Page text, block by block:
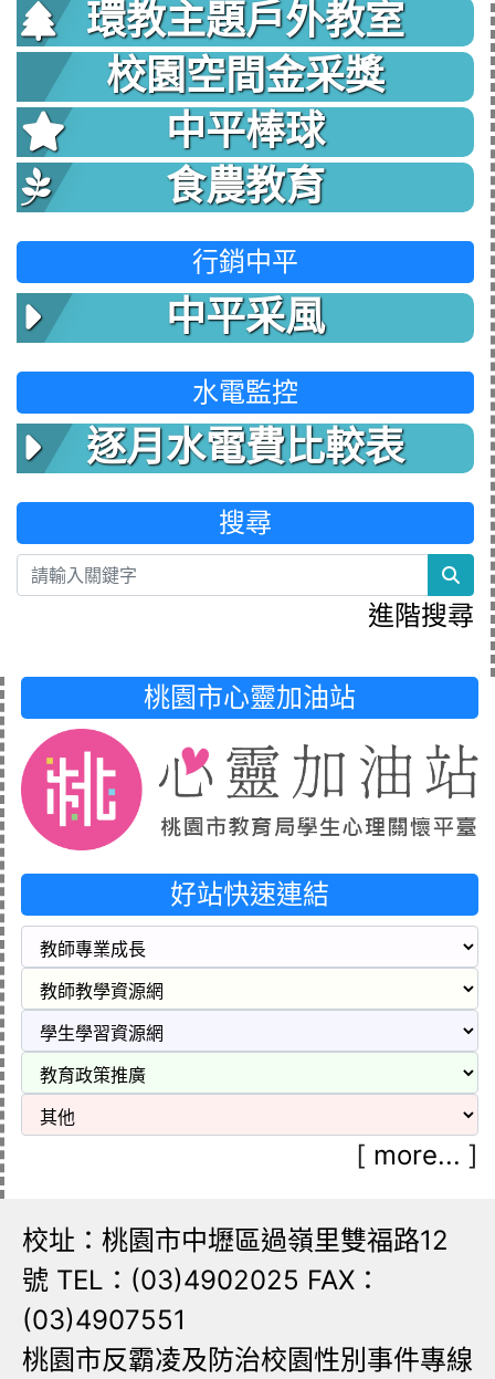
環教主題戶外教室
校園空間金采獎
中平棒球
食農教育
行銷中平
中平采風
水電監控
逐月水電費比較表
搜尋
進階搜尋
桃園市心靈加油站
好站快速連結
[ more... ]
校址：桃園市中壢區過嶺里雙福路12
號 TEL：(03)4902025 FAX：
(03)4907551
桃園市反霸凌及防治校園性別事件專線